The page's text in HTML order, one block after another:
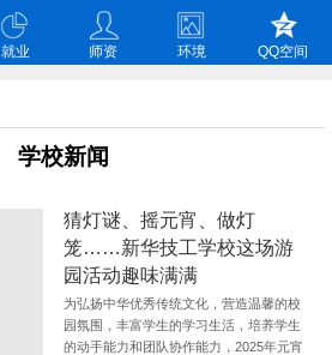
就业 师资 环境 QQ空间
学校新闻
猜灯谜、摇元宵、做灯
笼……新华技工学校这场游
园活动趣味满满
为弘扬中华优秀传统文化，营造温馨的校
园氛围，丰富学生的学习生活，培养学生
的动手能力和团队协作能力，2025年元宵